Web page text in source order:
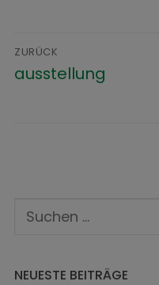
ZURÜCK
ausstellung
NEUESTE BEITRÄGE